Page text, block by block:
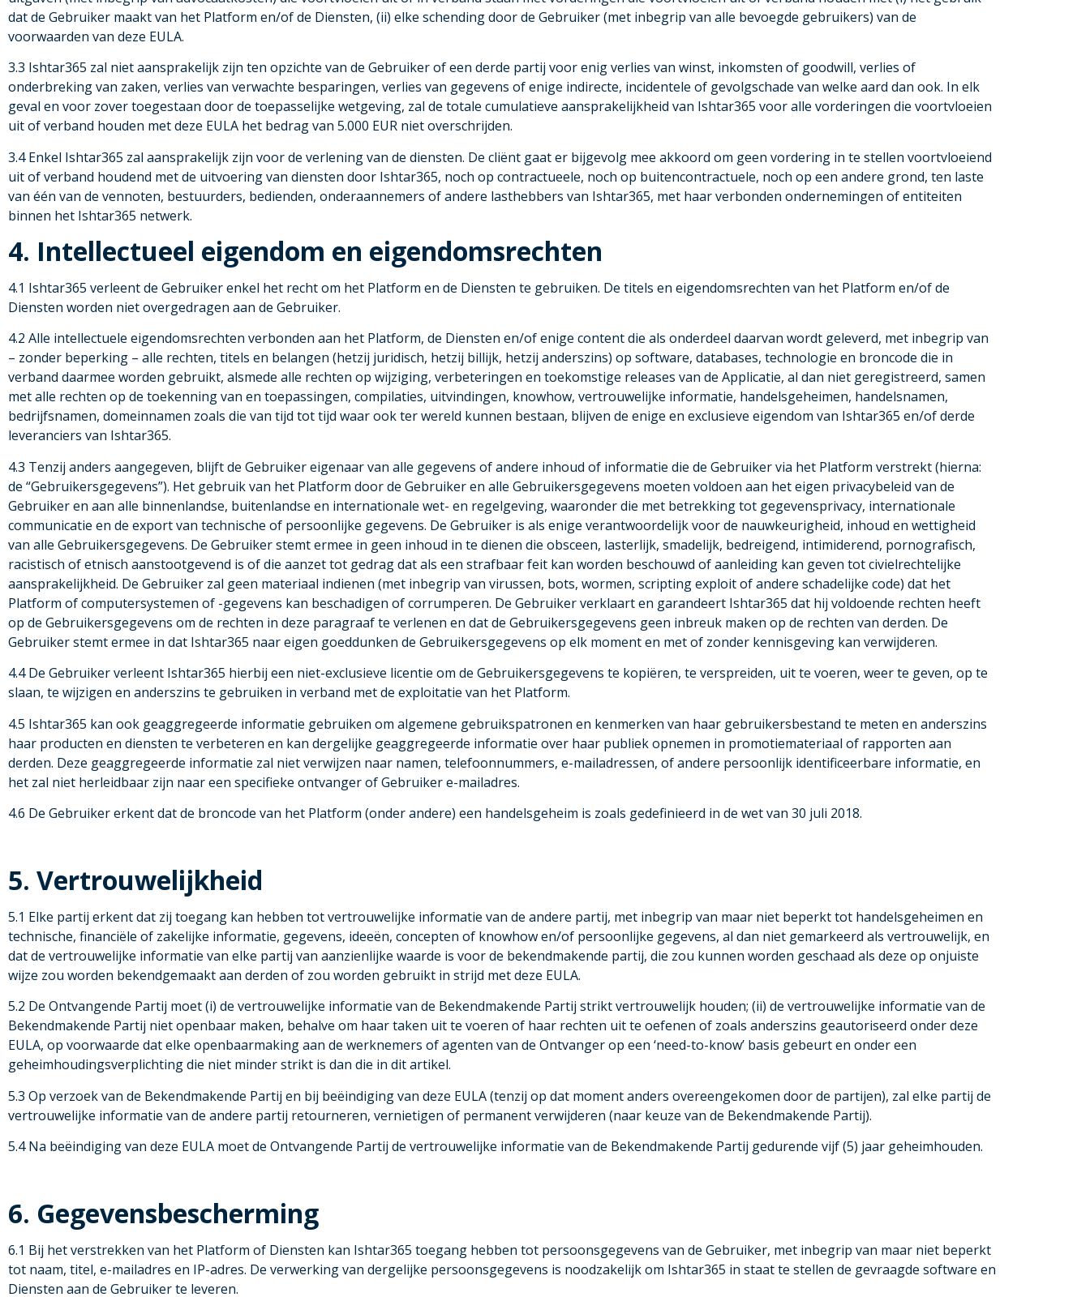
dat de Gebruiker maakt van het Platform en/of de Diensten, (ii) elke schending door de Gebruiker (met inbegrip van alle bevoegde gebruikers) van de
voorwaarden van deze EULA.
3.3 Ishtar365 zal niet aansprakelijk zijn ten opzichte van de Gebruiker of een derde partij voor enig verlies van winst, inkomsten of goodwill, verlies of
onderbreking van zaken, verlies van verwachte besparingen, verlies van gegevens of enige indirecte, incidentele of gevolgschade van welke aard dan ook. In elk
geval en voor zover toegestaan door de toepasselijke wetgeving, zal de totale cumulatieve aansprakelijkheid van Ishtar365 voor alle vorderingen die voortvloeien
uit of verband houden met deze EULA het bedrag van 5.000 EUR niet overschrijden.
3.4 Enkel Ishtar365 zal aansprakelijk zijn voor de verlening van de diensten. De cliënt gaat er bijgevolg mee akkoord om geen vordering in te stellen voortvloeiend
uit of verband houdend met de uitvoering van diensten door Ishtar365, noch op contractueele, noch op buitencontractuele, noch op een andere grond, ten laste
van één van de vennoten, bestuurders, bedienden, onderaannemers of andere lasthebbers van Ishtar365, met haar verbonden ondernemingen of entiteiten
binnen het Ishtar365 netwerk.
4. Intellectueel eigendom en eigendomsrechten
4.1 Ishtar365 verleent de Gebruiker enkel het recht om het Platform en de Diensten te gebruiken. De titels en eigendomsrechten van het Platform en/of de
Diensten worden niet overgedragen aan de Gebruiker.
4.2 Alle intellectuele eigendomsrechten verbonden aan het Platform, de Diensten en/of enige content die als onderdeel daarvan wordt geleverd, met inbegrip van
– zonder beperking – alle rechten, titels en belangen (hetzij juridisch, hetzij billijk, hetzij anderszins) op software, databases, technologie en broncode die in
verband daarmee worden gebruikt, alsmede alle rechten op wijziging, verbeteringen en toekomstige releases van de Applicatie, al dan niet geregistreerd, samen
met alle rechten op de toekenning van en toepassingen, compilaties, uitvindingen, knowhow, vertrouwelijke informatie, handelsgeheimen, handelsnamen,
bedrijfsnamen, domeinnamen zoals die van tijd tot tijd waar ook ter wereld kunnen bestaan, blijven de enige en exclusieve eigendom van Ishtar365 en/of derde
leveranciers van Ishtar365.
4.3 Tenzij anders aangegeven, blijft de Gebruiker eigenaar van alle gegevens of andere inhoud of informatie die de Gebruiker via het Platform verstrekt (hierna:
de “Gebruikersgegevens”). Het gebruik van het Platform door de Gebruiker en alle Gebruikersgegevens moeten voldoen aan het eigen privacybeleid van de
Gebruiker en aan alle binnenlandse, buitenlandse en internationale wet- en regelgeving, waaronder die met betrekking tot gegevensprivacy, internationale
communicatie en de export van technische of persoonlijke gegevens. De Gebruiker is als enige verantwoordelijk voor de nauwkeurigheid, inhoud en wettigheid
van alle Gebruikersgegevens. De Gebruiker stemt ermee in geen inhoud in te dienen die obsceen, lasterlijk, smadelijk, bedreigend, intimiderend, pornografisch,
racistisch of etnisch aanstootgevend is of die aanzet tot gedrag dat als een strafbaar feit kan worden beschouwd of aanleiding kan geven tot civielrechtelijke
aansprakelijkheid. De Gebruiker zal geen materiaal indienen (met inbegrip van virussen, bots, wormen, scripting exploit of andere schadelijke code) dat het
Platform of computersystemen of -gegevens kan beschadigen of corrumperen. De Gebruiker verklaart en garandeert Ishtar365 dat hij voldoende rechten heeft
op de Gebruikersgegevens om de rechten in deze paragraaf te verlenen en dat de Gebruikersgegevens geen inbreuk maken op de rechten van derden. De
Gebruiker stemt ermee in dat Ishtar365 naar eigen goeddunken de Gebruikersgegevens op elk moment en met of zonder kennisgeving kan verwijderen.
4.4 De Gebruiker verleent Ishtar365 hierbij een niet-exclusieve licentie om de Gebruikersgegevens te kopiëren, te verspreiden, uit te voeren, weer te geven, op te
slaan, te wijzigen en anderszins te gebruiken in verband met de exploitatie van het Platform.
4.5 Ishtar365 kan ook geaggregeerde informatie gebruiken om algemene gebruikspatronen en kenmerken van haar gebruikersbestand te meten en anderszins
haar producten en diensten te verbeteren en kan dergelijke geaggregeerde informatie over haar publiek opnemen in promotiemateriaal of rapporten aan
derden. Deze geaggregeerde informatie zal niet verwijzen naar namen, telefoonnummers, e-mailadressen, of andere persoonlijk identificeerbare informatie, en
het zal niet herleidbaar zijn naar een specifieke ontvanger of Gebruiker e-mailadres.
4.6 De Gebruiker erkent dat de broncode van het Platform (onder andere) een handelsgeheim is zoals gedefinieerd in de wet van 30 juli 2018.
5. Vertrouwelijkheid
5.1 Elke partij erkent dat zij toegang kan hebben tot vertrouwelijke informatie van de andere partij, met inbegrip van maar niet beperkt tot handelsgeheimen en
technische, financiële of zakelijke informatie, gegevens, ideeën, concepten of knowhow en/of persoonlijke gegevens, al dan niet gemarkeerd als vertrouwelijk, en
dat de vertrouwelijke informatie van elke partij van aanzienlijke waarde is voor de bekendmakende partij, die zou kunnen worden geschaad als deze op onjuiste
wijze zou worden bekendgemaakt aan derden of zou worden gebruikt in strijd met deze EULA.
5.2 De Ontvangende Partij moet (i) de vertrouwelijke informatie van de Bekendmakende Partij strikt vertrouwelijk houden; (ii) de vertrouwelijke informatie van de
Bekendmakende Partij niet openbaar maken, behalve om haar taken uit te voeren of haar rechten uit te oefenen of zoals anderszins geautoriseerd onder deze
EULA, op voorwaarde dat elke openbaarmaking aan de werknemers of agenten van de Ontvanger op een ‘need-to-know’ basis gebeurt en onder een
geheimhoudingsverplichting die niet minder strikt is dan die in dit artikel.
5.3 Op verzoek van de Bekendmakende Partij en bij beëindiging van deze EULA (tenzij op dat moment anders overeengekomen door de partijen), zal elke partij de
vertrouwelijke informatie van de andere partij retourneren, vernietigen of permanent verwijderen (naar keuze van de Bekendmakende Partij).
5.4 Na beëindiging van deze EULA moet de Ontvangende Partij de vertrouwelijke informatie van de Bekendmakende Partij gedurende vijf (5) jaar geheimhouden.
6. Gegevensbescherming
6.1 Bij het verstrekken van het Platform of Diensten kan Ishtar365 toegang hebben tot persoonsgegevens van de Gebruiker, met inbegrip van maar niet beperkt
tot naam, titel, e-mailadres en IP-adres. De verwerking van dergelijke persoonsgegevens is noodzakelijk om Ishtar365 in staat te stellen de gevraagde software en
Diensten aan de Gebruiker te leveren.